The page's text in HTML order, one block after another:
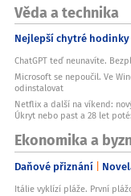
Věda a technika
Nejlepší chytré hodinky
ChatGPT teď neunavíte.
Microsoft se nepoučil. Ve
odinstalovat
Netflix a další na víkend:
Úkryt nebo past a 28 let
Ekonomika a
Daňové přiznání
Itálie vyklízí pláže. První